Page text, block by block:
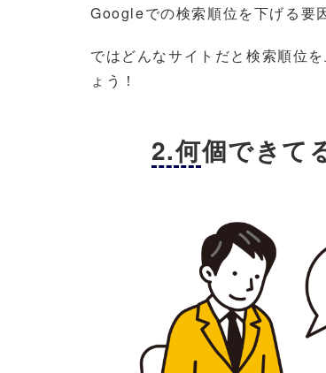
Googleでの検索順位を下げる要
ではどんなサイトだと検索順位
ょう！
2.何個できて